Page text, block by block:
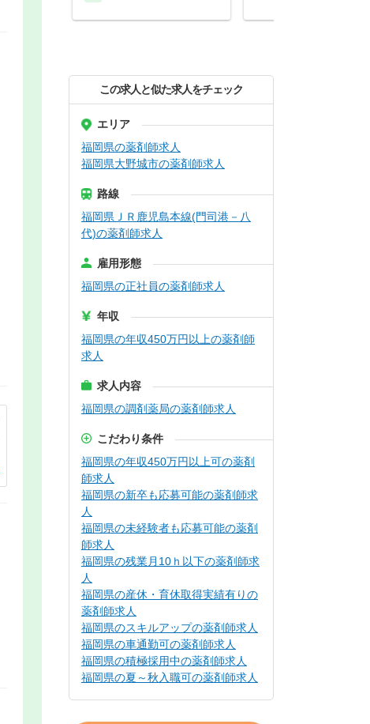
この求人と似た求人をチェック
エリア
福岡県の薬剤師求人
福岡県大野城市の薬剤師求人
路線
福岡県ＪＲ鹿児島本線(門司港－八
代)の薬剤師求人
雇用形態
福岡県の正社員の薬剤師求人
年収
福岡県の年収450万円以上の薬剤師
求人
求人内容
福岡県の調剤薬局の薬剤師求人
こだわり条件
福岡県の年収450万円以上可の薬剤
師求人
福岡県の新卒も応募可能の薬剤師求
人
福岡県の未経験者も応募可能の薬剤
師求人
福岡県の残業月10ｈ以下の薬剤師求
人
福岡県の産休・育休取得実績有りの
薬剤師求人
福岡県のスキルアップの薬剤師求人
福岡県の車通勤可の薬剤師求人
福岡県の積極採用中の薬剤師求人
福岡県の夏～秋入職可の薬剤師求人